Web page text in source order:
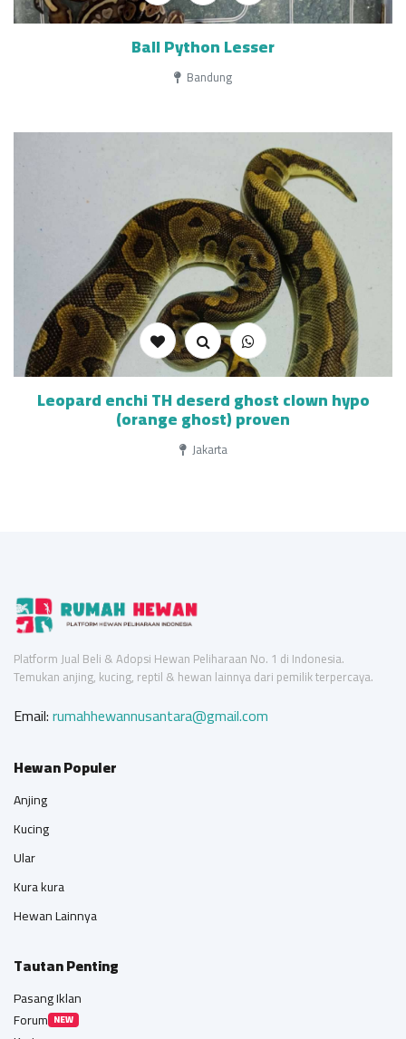
Ball Python Lesser
Bandung
Leopard enchi TH deserd ghost clown hypo
(orange ghost) proven
Jakarta
Platform Jual Beli & Adopsi Hewan Peliharaan No. 1 di Indonesia.
Temukan anjing, kucing, reptil & hewan lainnya dari pemilik terpercaya.
Email:rumahhewannusantara@gmail.com
Hewan Populer
Anjing
Kucing
Ular
Kura kura
Hewan Lainnya
Tautan Penting
Pasang Iklan
Forum NEW